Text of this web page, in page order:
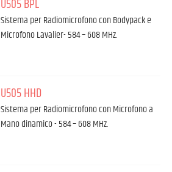
U505 BPL
Sistema per Radiomicrofono con Bodypack e
Microfono Lavalier- 584 – 608 MHz.
U505 HHD
Sistema per Radiomicrofono con Microfono a
Mano dinamico - 584 – 608 MHz.